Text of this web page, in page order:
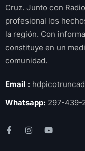
Cruz. Junto con
profesional los
la región. Con
constituye en un
comunidad.
Email :
Whatsapp: 297-439-